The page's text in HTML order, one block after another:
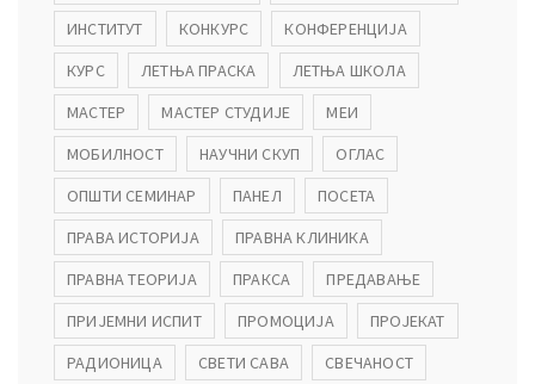
ИНСТИТУТ
КОНКУРС
КОНФЕРЕНЦИЈА
КУРС
ЛЕТЊА ПРАСКА
ЛЕТЊА ШКОЛА
МАСТЕР
МАСТЕР СТУДИЈЕ
МЕИ
МОБИЛНОСТ
НАУЧНИ СКУП
ОГЛАС
ОПШТИ СЕМИНАР
ПАНЕЛ
ПОСЕТА
ПРАВА ИСТОРИЈА
ПРАВНА КЛИНИКА
ПРАВНА ТЕОРИЈА
ПРАКСА
ПРЕДАВАЊЕ
ПРИЈЕМНИ ИСПИТ
ПРОМОЦИЈА
ПРОЈЕКАТ
РАДИОНИЦА
СВЕТИ САВА
СВЕЧАНОСТ